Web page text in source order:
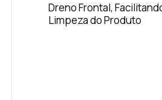
Dreno Frontal,
Limpeza do Produto